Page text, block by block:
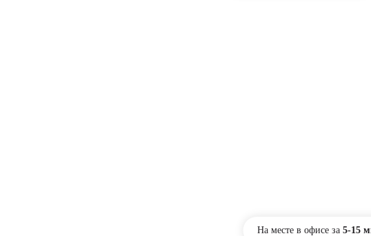
На месте в офисе за 5-15